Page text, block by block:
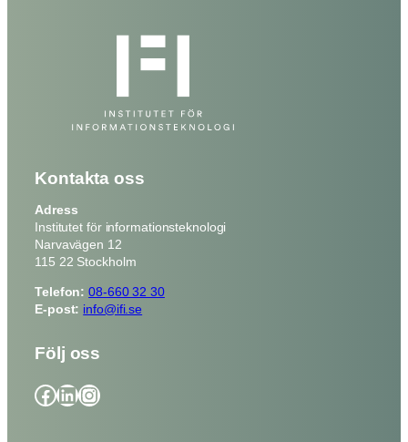
Kontakta oss
Adress
Institutet för informationsteknologi
Narvavägen 12
115 22 Stockholm
Telefon: 08-660 32 30
E-post: info@ifi.se
Följ oss
Facebook LinkedIn Instagram